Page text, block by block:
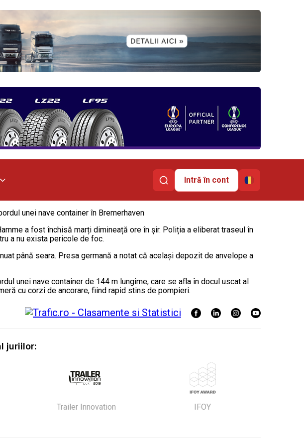
Intră în cont
unei nave container în Bremerhaven
a fost închisă marți dimineață ore în șir. Poliția a eliberat traseul în
a nu exista pericole de foc.
până seara. Presa germană a notat că același depozit de anvelope a
unei nave container de 144 m lungime, care se afla în docul uscat al
cu corzi de ancorare, fiind rapid stins de pompieri.
juriilor:
Trailer Innovation IFOY